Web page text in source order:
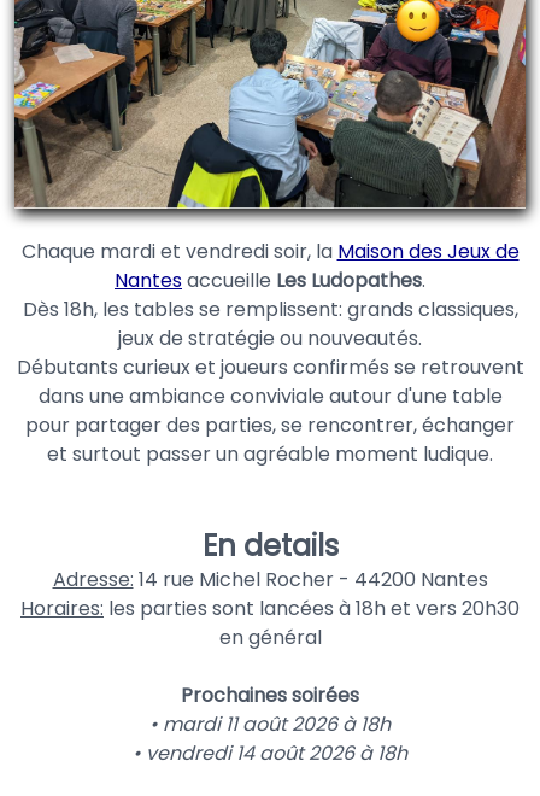
Chaque mardi et vendredi soir, la Maison des Jeux de
Nantesaccueille Les Ludopathes.
Dès 18h, les tables se remplissent: grands classiques,
jeux de stratégie ou nouveautés.
Débutants curieux et joueurs confirmés se retrouvent
dans une ambiance conviviale autour d'une table
pour partager des parties, se rencontrer, échanger
et surtout passer un agréable moment ludique.
En details
Adresse: 14 rue Michel Rocher - 44200 Nantes
Horaires: les parties sont lancées à 18h et vers 20h30
en général
Prochaines soirées
• mardi 11 août 2026 à 18h
• vendredi 14 août 2026 à 18h